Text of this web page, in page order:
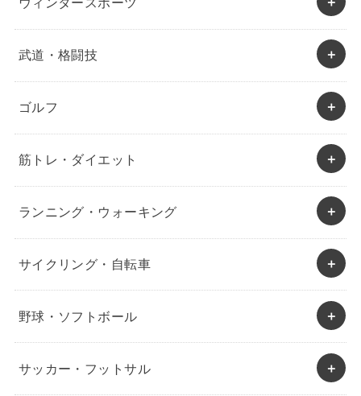
武道・格闘技
ゴルフ
筋トレ・ダイエット
ランニング・ウォーキング
サイクリング・自転車
野球・ソフトボール
サッカー・フットサル